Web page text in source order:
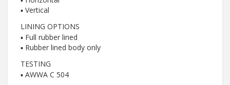
▪ Vertical
LINING OPTIONS
▪ Full rubber lined
▪ Rubber lined body only
TESTING
▪ AWWA C 504